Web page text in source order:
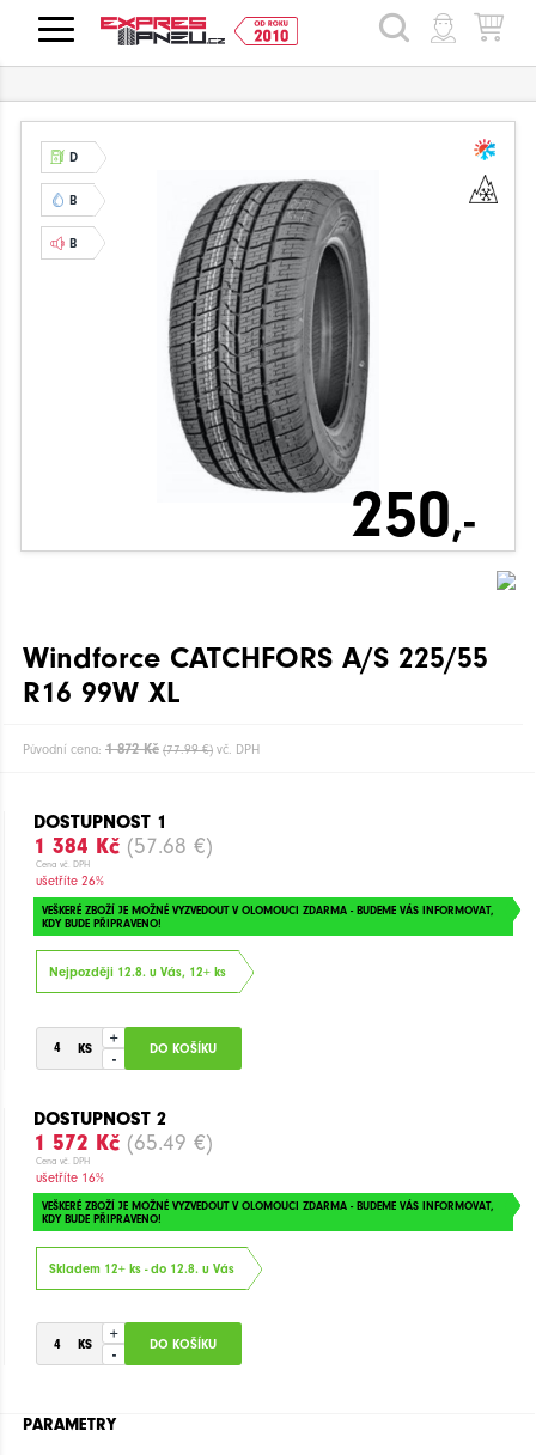
HLEDAT
D
B
B
250,-
Windforce CATCHFORS A/S 225/55
R16 99W XL
Původní cena: 1 872 Kč (77.99 €) vč. DPH
DOSTUPNOST 1
1 384 Kč (57.68 €)
Cena vč. DPH
ušetříte 26%
VEŠKERÉ ZBOŽÍ JE MOŽNÉ VYZVEDOUT V OLOMOUCI ZDARMA - BUDEME VÁS INFORMOVAT,
KDY BUDE PŘIPRAVENO!
Nejpozději 12.8. u Vás, 12+ ks
+
-
DOSTUPNOST 2
1 572 Kč (65.49 €)
Cena vč. DPH
ušetříte 16%
VEŠKERÉ ZBOŽÍ JE MOŽNÉ VYZVEDOUT V OLOMOUCI ZDARMA - BUDEME VÁS INFORMOVAT,
KDY BUDE PŘIPRAVENO!
Skladem 12+ ks - do 12.8. u Vás
+
-
PARAMETRY